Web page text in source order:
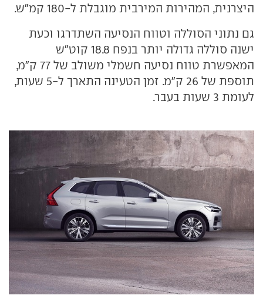
היצרנית, המהירות המירבית מוגבלת ל-180 קמ"ש.
גם נתוני הסוללה וטווח הנסיעה השתדרגו וכעת
ישנה סוללה גדולה יותר בנפח 18.8 קוט"ש
המאפשרת טווח נסיעה חשמלי משולב של 77 ק"מ,
תוספת של 26 ק"מ. זמן הטעינה התארך ל-5 שעות,
לעומת 3 שעות בעבר.